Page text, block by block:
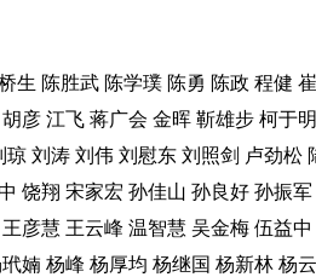
生 陈胜武 陈学璞 陈勇 陈政 程健
胡彦 江飞 蒋广会 金晖 靳雄步 柯于明
琼 刘涛 刘伟 刘慰东 刘照剑 卢劲松
饶翔 宋家宏 孙佳山 孙良好 孙振军
王彦慧 王云峰 温智慧 吴金梅 伍益中
婻 杨峰 杨厚均 杨继国 杨新林 杨